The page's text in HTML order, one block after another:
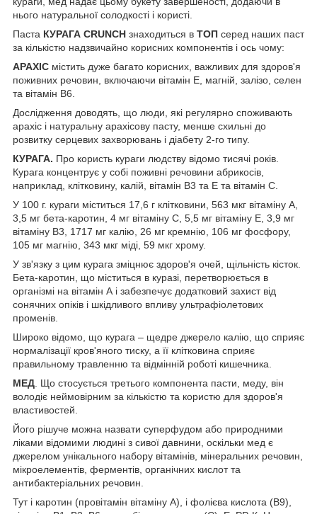
нього натуральної солодкості і користі.
Паста КУРАГА CRUNCH знаходиться в ТОП серед наших паст
за кількістю надзвичайно корисних компонентів і ось чому:
АРАХІС містить дуже багато корисних, важливих для здоров'я
поживних речовин, включаючи вітамін Е, магній, залізо, селен
та вітамін В6.
Дослідження доводять, що люди, які регулярно споживають
арахіс і натуральну арахісову пасту, менше схильні до
розвитку серцевих захворювань і діабету 2-го типу.
КУРАГА. Про користь кураги людству відомо тисячі років.
Курага концентрує у собі поживні речовини абрикосів,
наприклад, клітковину, калій, вітамін В3 та Е та вітамін С.
У 100 г. кураги міститься 17,6 г клітковини, 563 мкг вітаміну А,
3,5 мг бета-каротин, 4 мг вітаміну С, 5,5 мг вітаміну Е, 3,9 мг
вітаміну В3, 1717 мг калію, 26 мг кремнію, 106 мг фосфору,
105 мг магнію, 343 мкг міді, 59 мкг хрому.
У зв'язку з цим курага зміцнює здоров'я очей, щільність кісток.
Бета-каротин, що міститься в куразі, перетворюється в
організмі на вітамін А і забезпечує додатковий захист від
сонячних опіків і шкідливого впливу ультрафіолетових
променів.
Широко відомо, що курага – щедре джерело калію, що сприяє
нормалізації кров'яного тиску, а її клітковина сприяє
правильному травленню та відмінній роботі кишечника.
МЕД . Що стосується третього компонента пасти, меду, він
володіє неймовірним за кількістю та користю для здоров'я
властивостей.
Його рішуче можна назвати суперфудом або природними
ліками відомими людині з сивої давнини, оскільки мед є
джерелом унікального набору вітамінів, мінеральних речовин,
мікроелементів, ферментів, органічних кислот та
антибактеріальних речовин.
Тут і каротин (провітамін вітаміну А), і фолієва кислота (B9),